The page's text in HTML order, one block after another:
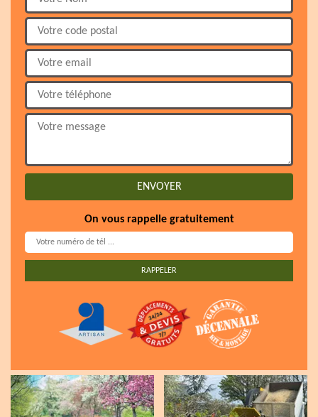
On vous rappelle gratuitement